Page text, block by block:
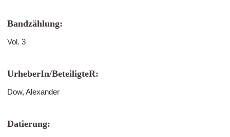
Bandzählung:
Vol. 3
UrheberIn/BeteiligteR:
Dow, Alexander
Datierung: